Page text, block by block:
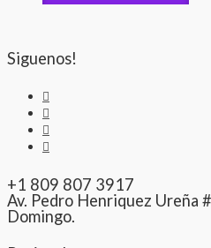
Siguenos!
+1 809 807 3917
Av. Pedro Henriquez Ureña
Domingo.